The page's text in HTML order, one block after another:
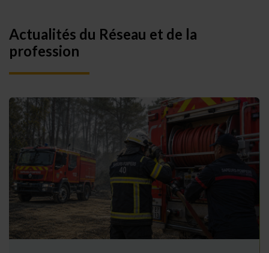
Actualités du Réseau et de la
profession